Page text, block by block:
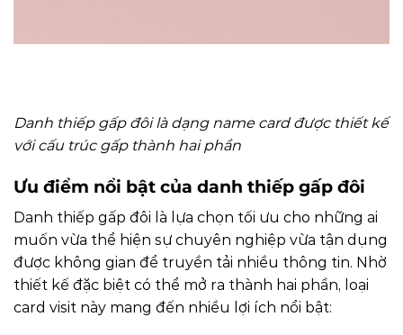
Danh thiếp gấp đôi là dạng name card được thiết kế
với cấu trúc gấp thành hai phần
Ưu điểm nổi bật của danh thiếp gấp đôi
Danh thiếp gấp đôi là lựa chọn tối ưu cho những ai
muốn vừa thể hiện sự chuyên nghiệp vừa tận dụng
được không gian để truyền tải nhiều thông tin. Nhờ
thiết kế đặc biệt có thể mở ra thành hai phần, loại
card visit này mang đến nhiều lợi ích nổi bật: